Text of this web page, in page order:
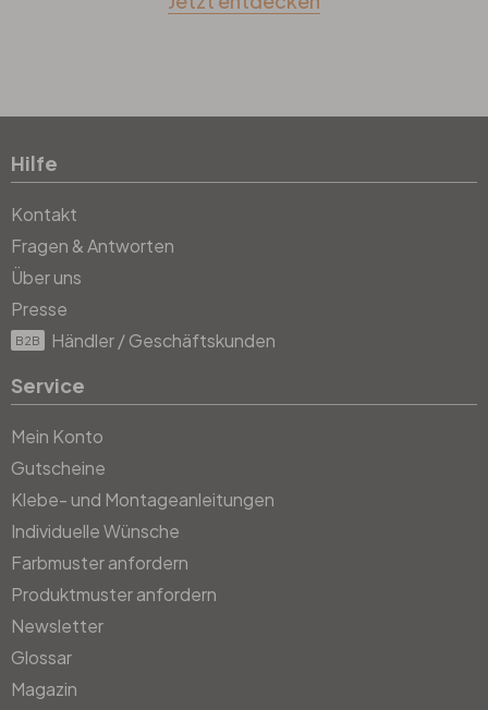
Hilfe
Kontakt
Fragen & Antworten
Über uns
Presse
B2B Händler / Geschäftskunden
Service
Mein Konto
Gutscheine
Klebe- und Montageanleitungen
Individuelle Wünsche
Farbmuster anfordern
Produktmuster anfordern
Newsletter
Glossar
Magazin